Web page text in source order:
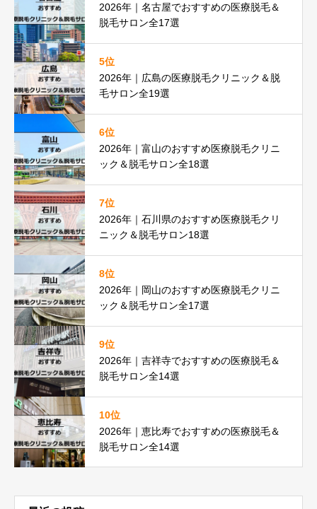
2026年｜名古屋でおすすめの医療脱毛＆
脱毛サロン全17選
5位
2026年｜広島の医療脱毛クリニック＆脱
毛サロン全19選
6位
2026年｜富山のおすすめ医療脱毛クリニ
ック＆脱毛サロン全18選
7位
2026年｜石川県のおすすめ医療脱毛クリ
ニック＆脱毛サロン18選
8位
2026年｜岡山のおすすめ医療脱毛クリニ
ック＆脱毛サロン全17選
9位
2026年｜吉祥寺でおすすめの医療脱毛＆
脱毛サロン全14選
10位
2026年｜恵比寿でおすすめの医療脱毛＆
脱毛サロン全14選